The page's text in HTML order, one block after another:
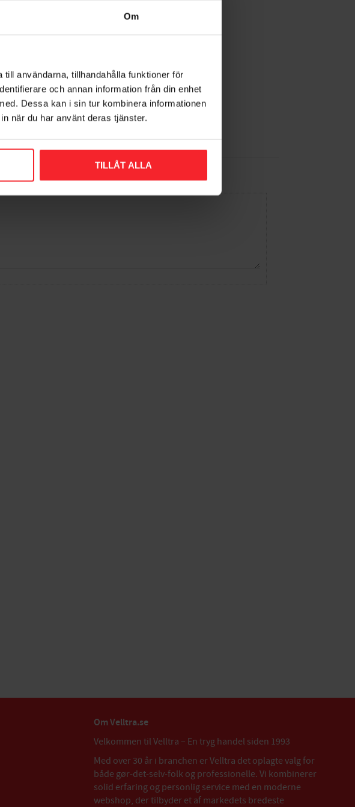
Om
användarna, tillhandahålla funktioner för
och annan information från din enhet
Dessa kan i sin tur kombinera informationen
när du har använt deras tjänster.
TILLÅT ALLA
Om Velltra.se
Velkommen til Velltra – En tryg handel siden 1993
Med over 30 år i branchen er Velltra det oplagte valg for
både gør-det-selv-folk og professionelle. Vi kombinerer
solid erfaring og personlig service med en moderne
webshop, der tilbyder et af markedets bredeste